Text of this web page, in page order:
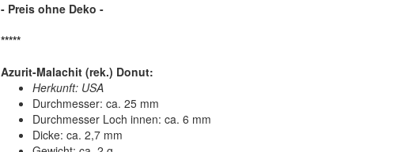
- Preis ohne Deko -
*****
Azurit-Malachit (rek.) Donut:
Herkunft: USA
Durchmesser: ca. 25 mm
Durchmesser Loch innen: ca. 6 mm
Dicke: ca. 2,7 mm